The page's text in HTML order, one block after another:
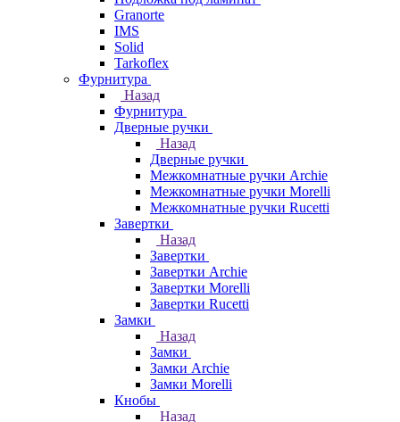
Granorte
IMS
Solid
Tarkoflex
Фурнитура
Назад
Фурнитура
Дверные ручки
Назад
Дверные ручки
Межкомнатные ручки Archie
Межкомнатные ручки Morelli
Межкомнатные ручки Rucetti
Завертки
Назад
Завертки
Завертки Archie
Завертки Morelli
Завертки Rucetti
Замки
Назад
Замки
Замки Archie
Замки Morelli
Кнобы
Назад